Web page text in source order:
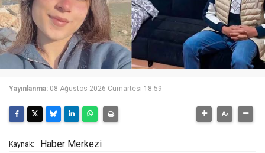
Yayınlanma: 08 Ağustos 2026 Cumartesi 18:59
Kaynak: Haber Merkezi